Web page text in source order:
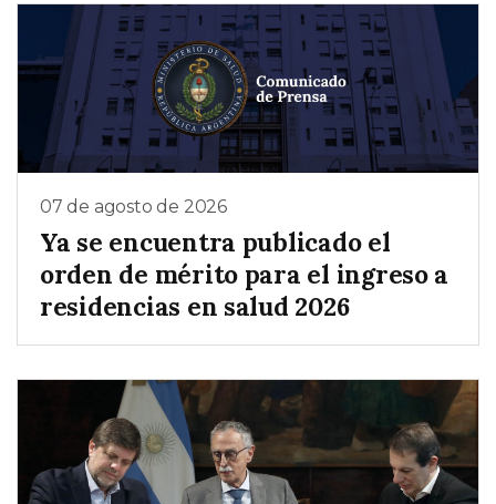
07 de agosto de 2026
Ya se encuentra publicado el
orden de mérito para el ingreso a
residencias en salud 2026